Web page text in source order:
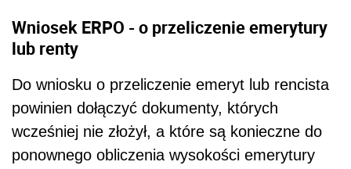
Wniosek ERPO - o przeliczenie emerytury
lub renty
Do wniosku o przeliczenie emeryt lub rencista
powinien dołączyć dokumenty, których
wcześniej nie złożył, a które są konieczne do
ponownego obliczenia wysokości emerytury